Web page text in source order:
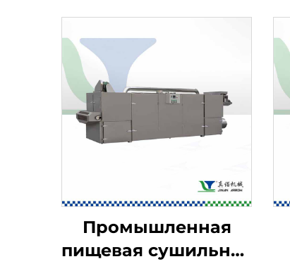
Промышленная
пищевая сушильная